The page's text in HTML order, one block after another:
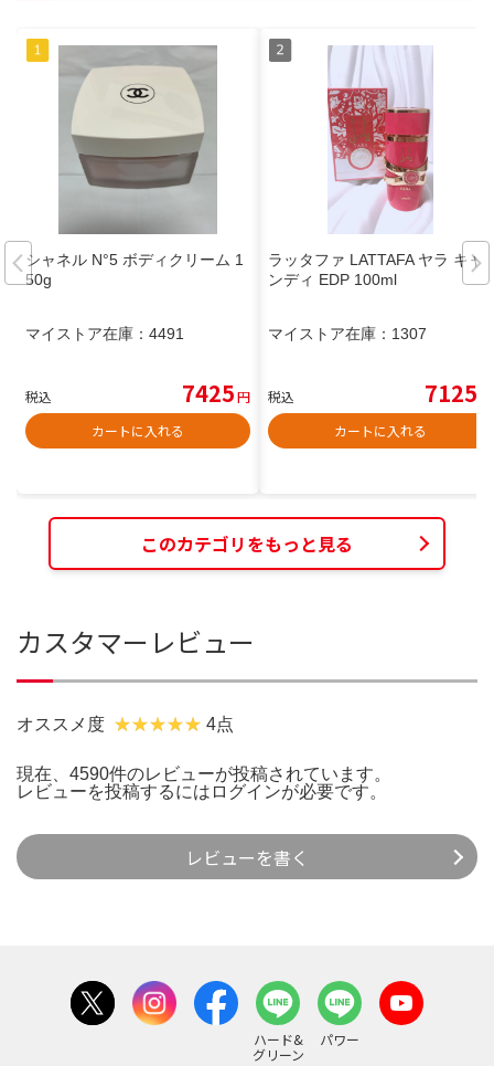
シャネル N°5 ボディクリーム 1
50g
マイストア在庫： 4491
税込 7425円
カートに入れる
ラッタファ LATTAFA ヤラ キャ
ンディ EDP 100ml
マイストア在庫： 1307
税込 7125
カートに入れる
このカテゴリをもっと見る
カスタマーレビュー
オススメ度 4点
現在、4590件のレビューが投稿されています。
レビューを投稿するには ログインが必要です。
レビューを書く
ハード&
グリーン
パワー